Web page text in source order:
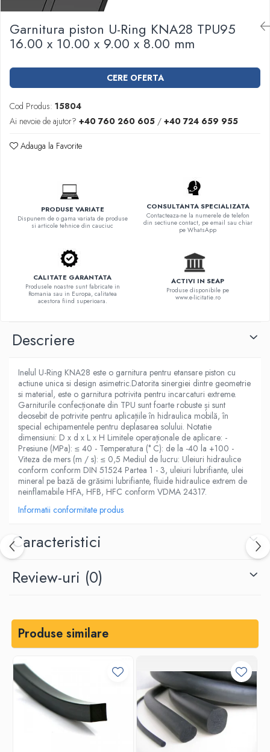
Garnituri racord filetat
Garnituri tip flanse
Pentru etansari cu gauri de trecere a
86071
Pentru flanse plate cu umar (RF) conform
DIN 2690
Garnitura piston U-Ring KNA28 TPU95
16.00 x 10.00 x 9.00 x 8.00 mm
CERE OFERTA
Cod Produs: 15804
Ai nevoie de ajutor? +40 760 260 605 / +40 724 659 955
Adauga la Favorite
PRODUSE VARIATE
Dispunem de o gama variata de produse
si articole tehnice din cauciuc
CONSULTANTA SPECIALIZATA
Contacteaza-ne la numerele de telefon
din sectiune contact, pe email sau chiar
pe WhatsApp
CALITATE GARANTATA
Produsele noastre sunt fabricate in
Romania sau in Europa, calitatea
acestora fiind superioara.
ACTIVI IN SEAP
Produse disponibile pe
www.e-licitatie.ro
Descriere
Inelul U-Ring KNA28 este o garnitura pentru etansare piston cu
actiune unica si design asimetric.Datorita sinergiei dintre geometrie
si material, este o garnitura potrivita pentru incarcaturi extreme.
Garniturile confecționate din TPU sunt foarte robuste și sunt
deosebit de potrivite pentru aplicațiile în hidraulica mobilă, în
special echipamentele pentru deplasarea solului. Notatie
dimensiuni: D x d x L x H Limitele operaționale de aplicare: -
Presiune (MPa): ≤ 40 - Temperatura (° C): de la -40 la +100 -
Viteza de mers (m / s): ≤ 0,5 Mediul de lucru: Uleiuri hidraulice
conform conform DIN 51524 Partea 1 - 3, uleiuri lubrifiante, ulei
mineral pe bază de grăsimi lubrifiante, fluide hidraulice extrem de
neinflamabile HFA, HFB, HFC conform VDMA 24317.
Informatii conformitate produs
Caracteristici
Review-uri (0)
Produse similare